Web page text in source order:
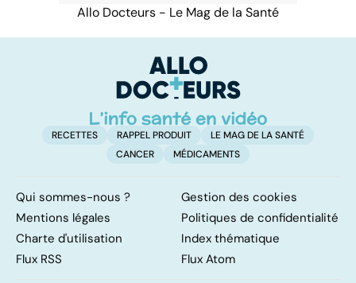
Allo Docteurs - Le Mag de la Santé
RECETTES RAPPEL PRODUIT
LE MAG DE LA SANTÉ
CANCER
MÉDICAMENTS
Qui sommes-nous ?
Gestion des cookies
Mentions légales
Politiques de confidentialité
Charte d'utilisation
Index thématique
Flux RSS
Flux Atom